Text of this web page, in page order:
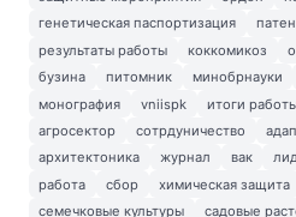
генетическая паспортизация
результаты работы
коккомикоз
бузина
питомник минобрнауки
монография
vniispk итоги
агросектор
сотрдуничество
архитектоника
журнал вак
работа
сбор химическая защита
семечковые культуры
садовые